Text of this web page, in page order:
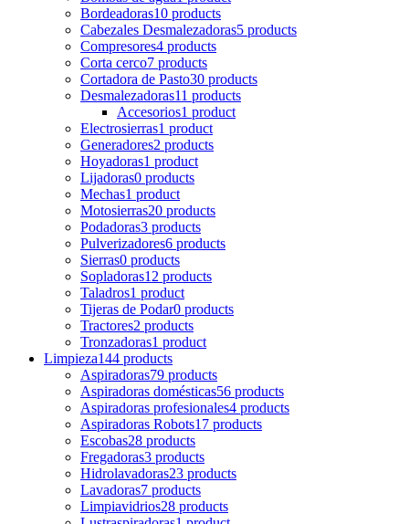
Bordeadoras10 products
Cabezales Desmalezadoras5 products
Compresores4 products
Corta cerco7 products
Cortadora de Pasto30 products
Desmalezadoras11 products
Accesorios1 product
Electrosierras1 product
Generadores2 products
Hoyadoras1 product
Lijadoras0 products
Mechas1 product
Motosierras20 products
Podadoras3 products
Pulverizadores6 products
Sierras0 products
Sopladoras12 products
Taladros1 product
Tijeras de Podar0 products
Tractores2 products
Tronzadoras1 product
Limpieza144 products
Aspiradoras79 products
Aspiradoras domésticas56 products
Aspiradoras profesionales4 products
Aspiradoras Robots17 products
Escobas28 products
Fregadoras3 products
Hidrolavadoras23 products
Lavadoras7 products
Limpiavidrios28 products